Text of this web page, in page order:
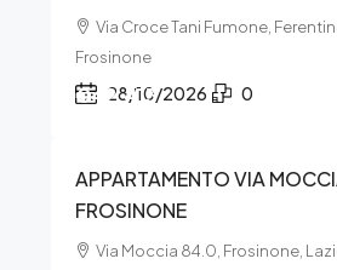
Via Croce Tani Fumone,
Frosinone
28/10/2026 0
€42.413
APPARTAMENTO VIA
FROSINONE
Via Moccia 84.0, Frosinone,